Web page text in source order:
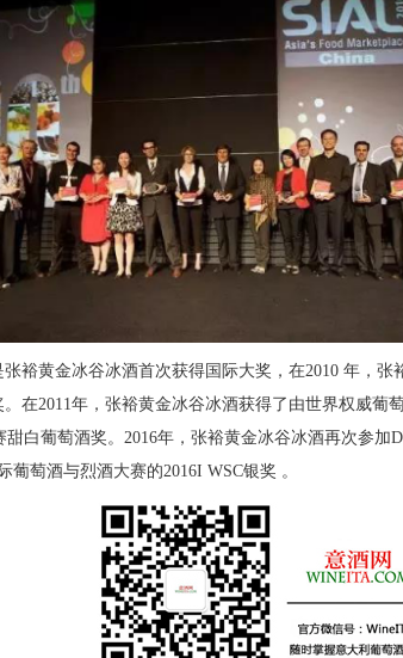
黄金冰谷冰酒首次获得国际大奖，在2010 年，张
在2011年，张裕黄金冰谷冰酒获得了由世界权威葡
甜白葡萄酒奖。2016年，张裕黄金冰谷冰酒再次参加
葡萄酒与烈酒大赛的2016I WSC银奖 。